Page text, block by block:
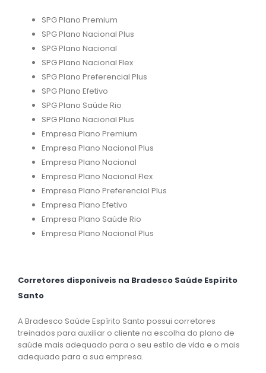
SPG Plano Premium
SPG Plano Nacional Plus
SPG Plano Nacional
SPG Plano Nacional Flex
SPG Plano Preferencial Plus
SPG Plano Efetivo
SPG Plano Saúde Rio
SPG Plano Nacional Plus
Empresa Plano Premium
Empresa Plano Nacional Plus
Empresa Plano Nacional
Empresa Plano Nacional Flex
Empresa Plano Preferencial Plus
Empresa Plano Efetivo
Empresa Plano Saúde Rio
Empresa Plano Nacional Plus
Corretores disponíveis na Bradesco Saúde Espírito
Santo
A Bradesco Saúde Espírito Santo possui corretores
treinados para auxiliar o cliente na escolha do plano de
saúde mais adequado para o seu estilo de vida e o mais
adequado para a sua empresa.